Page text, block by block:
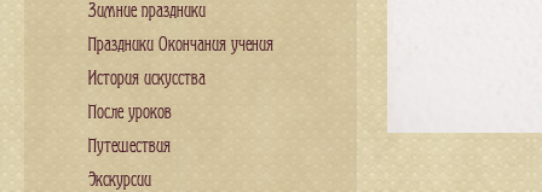
Зимние праздники
Праздники Окончания учения
История искусства
После уроков
Путешествия
Экскурсии